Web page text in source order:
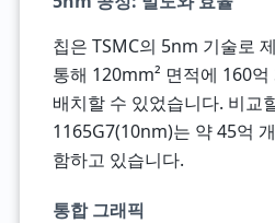
칩은 TSMC의 5nm 기술로
통해 120mm² 면적에 160
배치할 수 있었습니다. 비교
1165G7(10nm)는 약 45억
함하고 있습니다.
통합 그래픽